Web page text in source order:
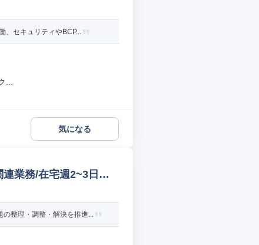
、セキュリティやBCP...
...
気になる
連業務/在宅週2~3日可
整理・調整・解決を推進...